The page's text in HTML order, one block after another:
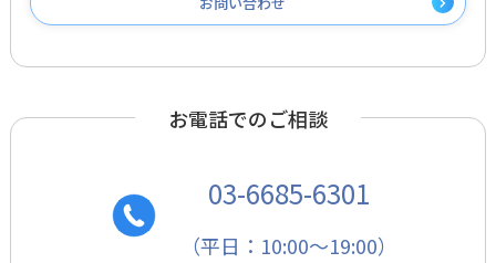
お電話でのご相談
03-6685-6301
（平日：10:00～19:00）